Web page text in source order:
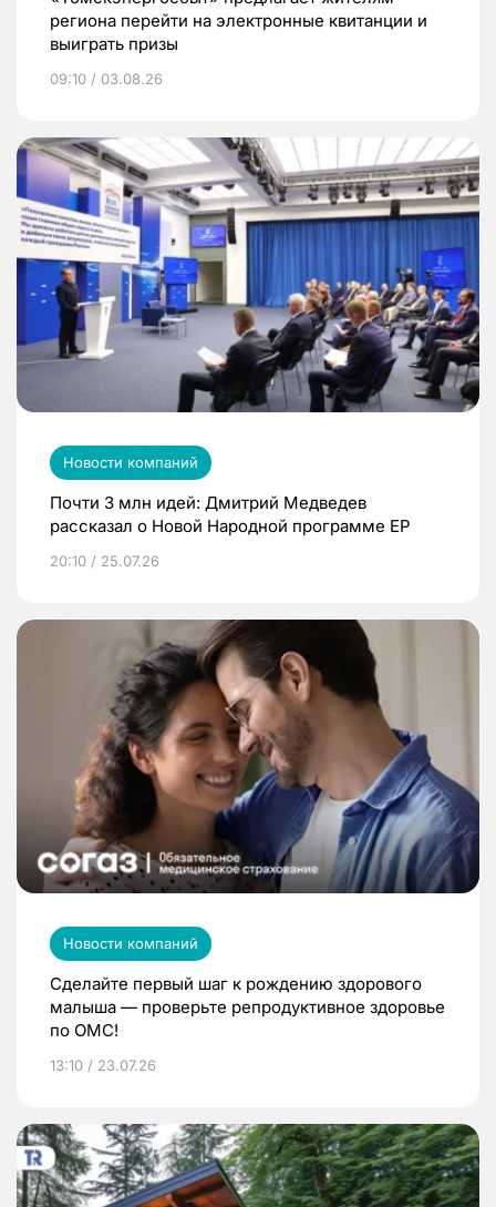
региона перейти на электронные квитанции и
выиграть призы
09:10 / 03.08.26
Новости компаний
Почти 3 млн идей: Дмитрий Медведев
рассказал о Новой Народной программе ЕР
20:10 / 25.07.26
Новости компаний
Сделайте первый шаг к рождению здорового
малыша — проверьте репродуктивное здоровье
по ОМС!
13:10 / 23.07.26